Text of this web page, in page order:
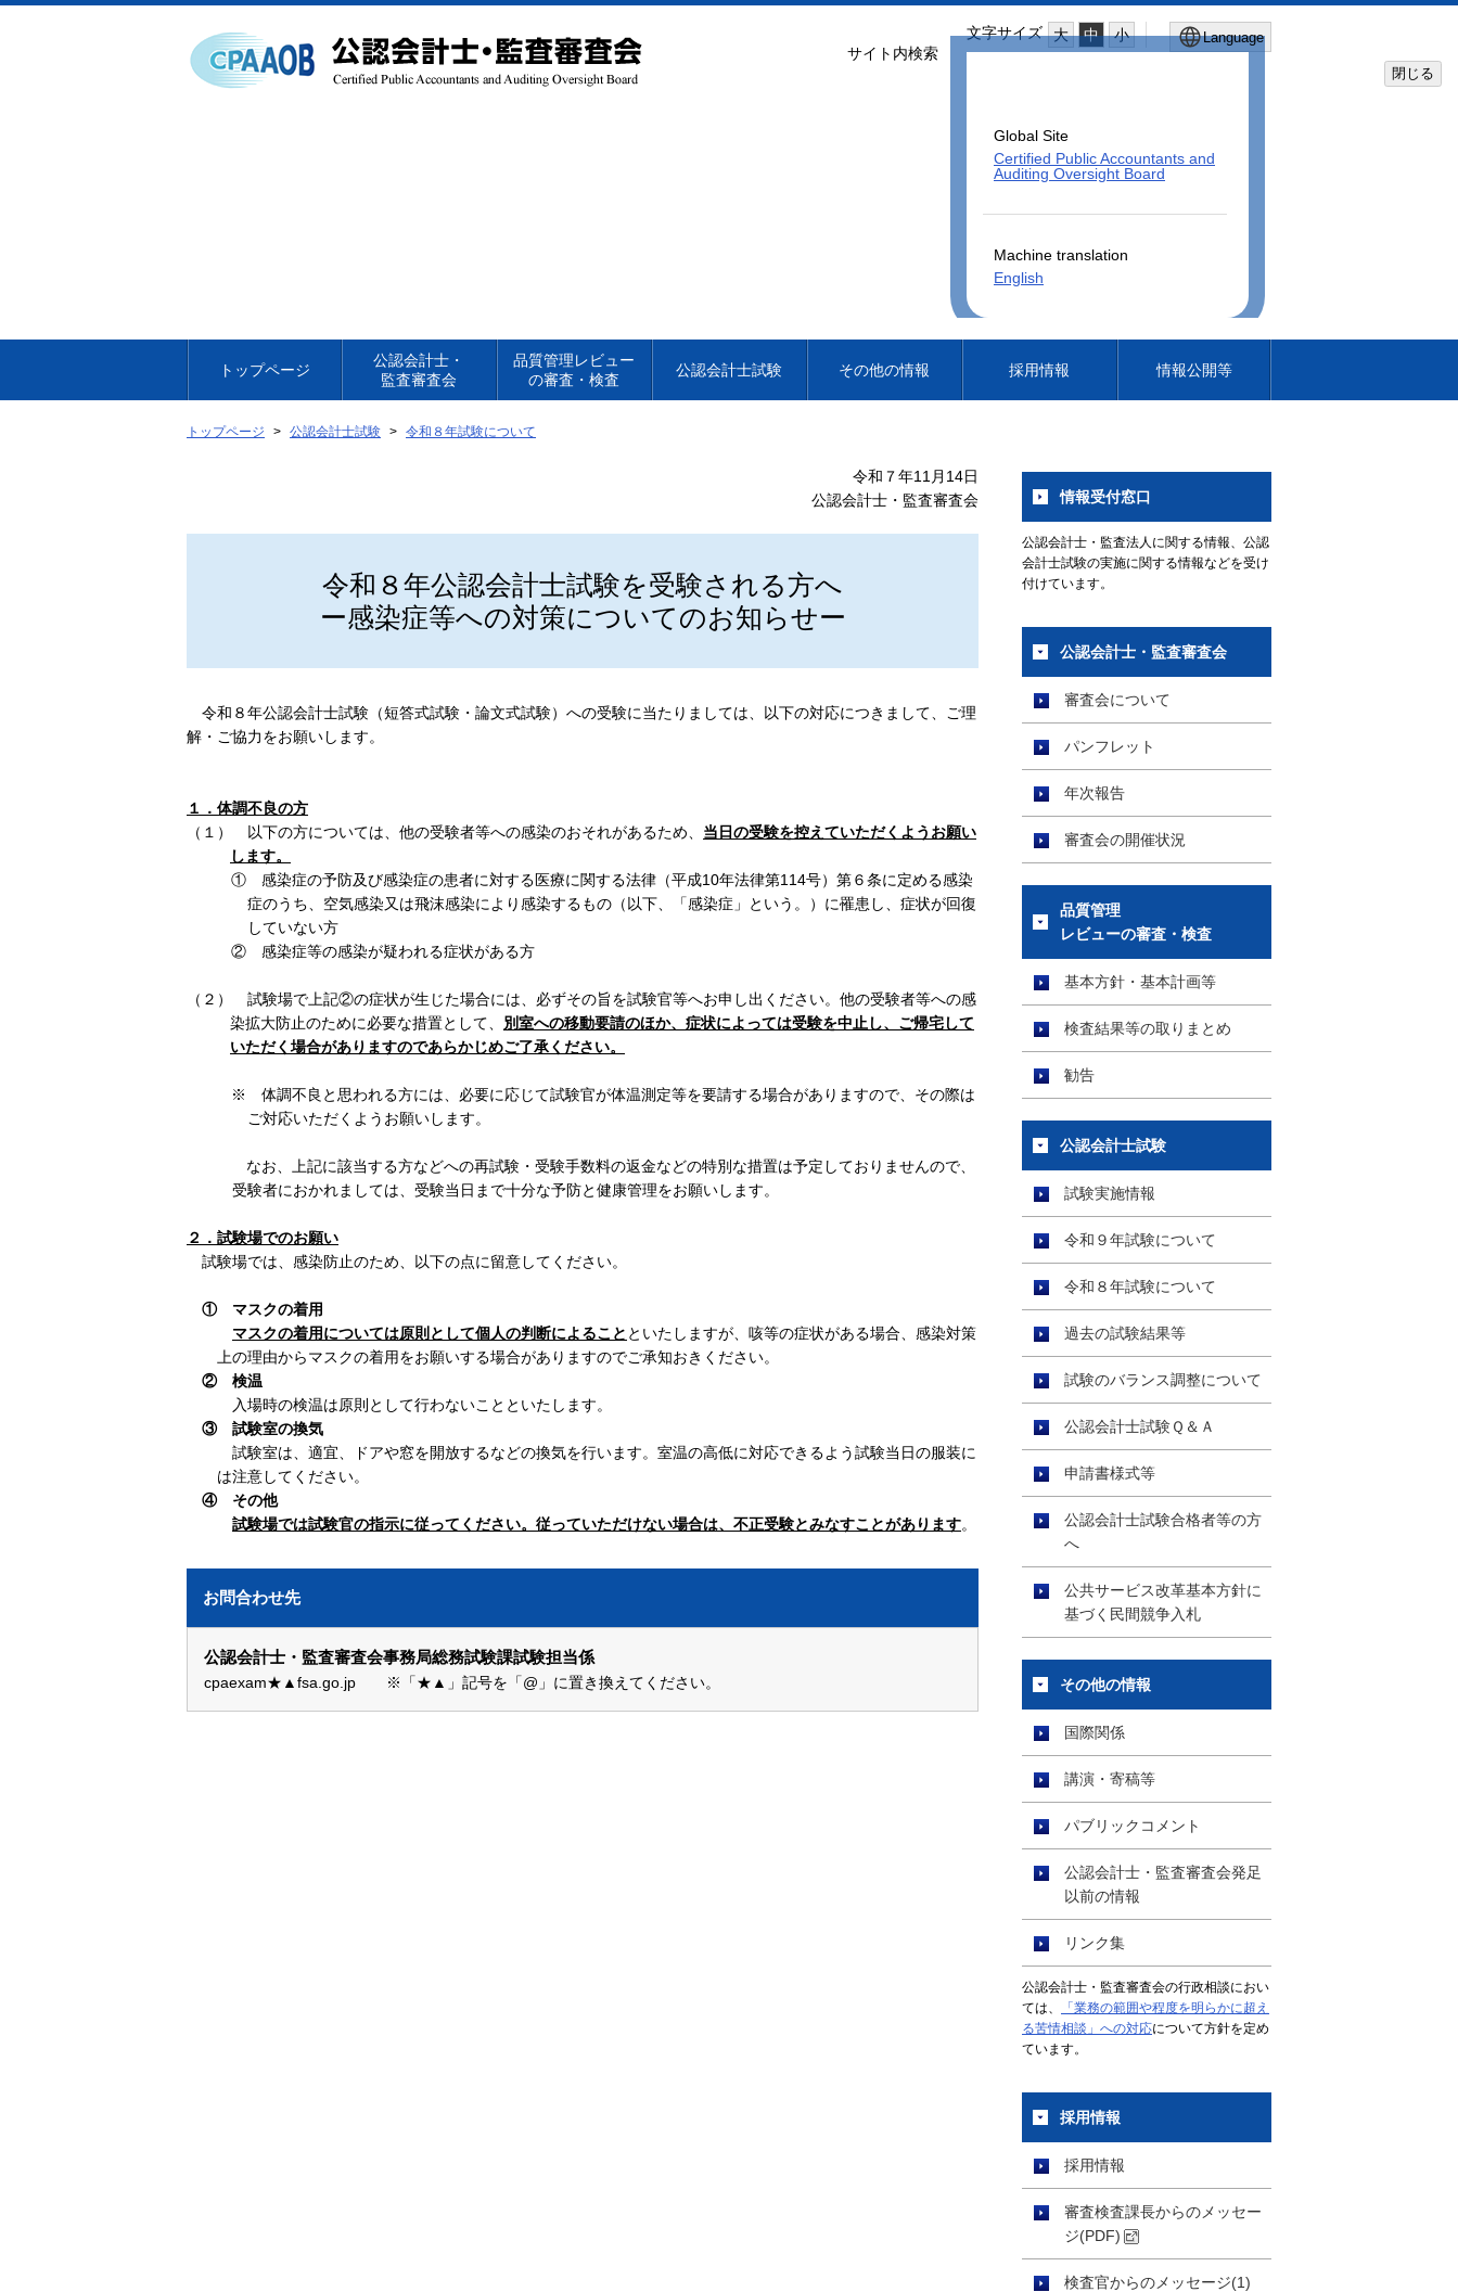
文
へ
文字サイズ 大 中 小 Language
Global Site
Certified Public Accountants and
Auditing Oversight Board
Machine translation
English
閉じる
サイト内検索
トップページ
公認会計士・
監査審査会
品質管理レビュー
の審査・検査
公認会計士試験 その他の情報 採用情報 情報公開等
トップページ 公認会計士試験 令和８年試験について
令和７年11月14日
公認会計士・監査審査会
令和８年公認会計士試験を受験される方へ
ー感染症等への対策についてのお知らせー
令和８年公認会計士試験（短答式試験・論文式試験）への受験に当たりましては、以下の対応につきまして、ご理
解・ご協力をお願いします。
１．体調不良の方
（１） 以下の方については、他の受験者等への感染のおそれがあるため、 当日の受験を控えていただくようお願い
します。
① 感染症の予防及び感染症の患者に対する医療に関する法律（平成10年法律第114号）第６条に定める感染
症のうち、空気感染又は飛沫感染により感染するもの（以下、「感染症」という。）に罹患し、症状が回復
していない方
② 感染症等の感染が疑われる症状がある方
（２） 試験場で上記②の症状が生じた場合には、必ずその旨を試験官等へお申し出ください。他の受験者等への感
染拡大防止のために必要な措置として、 別室への移動要請のほか、症状によっては受験を中止し、ご帰宅して
いただく場合がありますのであらかじめご了承ください。
※ 体調不良と思われる方には、必要に応じて試験官が体温測定等を要請する場合がありますので、その際は
ご対応いただくようお願いします。
なお、上記に該当する方などへの再試験・受験手数料の返金などの特別な措置は予定しておりませんので、
受験者におかれましては、受験当日まで十分な予防と健康管理をお願いします。
２．試験場でのお願い
試験場では、感染防止のため、以下の点に留意してください。
① マスクの着用
マスクの着用については原則として個人の判断によること といたしますが、咳等の症状がある場合、感染対策
上の理由からマスクの着用をお願いする場合がありますのでご承知おきください。
② 検温
入場時の検温は原則として行わないことといたします。
③ 試験室の換気
試験室は、適宜、ドアや窓を開放するなどの換気を行います。室温の高低に対応できるよう試験当日の服装に
は注意してください。
④ その他
試験場では試験官の指示に従ってください。従っていただけない場合は、不正受験とみなすことがあります。
お問合わせ先
公認会計士・監査審査会事務局総務試験課試験担当係
cpaexam★▲fsa.go.jp ※「★▲」記号を「@」に置き換えてください。
情報受付窓口
公認会計士・監査法人に関する情報、公認
会計士試験の実施に関する情報などを受け
付けています。
公認会計士・監査審査会
審査会について
パンフレット
年次報告
審査会の開催状況
品質管理
レビューの審査・検査
基本方針・基本計画等
検査結果等の取りまとめ
勧告
公認会計士試験
試験実施情報
令和９年試験について
令和８年試験について
過去の試験結果等
試験のバランス調整について
公認会計士試験Ｑ＆Ａ
申請書様式等
公認会計士試験合格者等の方
へ
公共サービス改革基本方針に
基づく民間競争入札
その他の情報
国際関係
講演・寄稿等
パブリックコメント
公認会計士・監査審査会発足
以前の情報
リンク集
公認会計士・監査審査会の行政相談におい
ては、
「業務の範囲や程度を明らかに超え
る苦情相談」への対応について方針を定め
ています。
採用情報
採用情報
審査検査課長からのメッセー
ジ(PDF)
検査官からのメッセージ(1)